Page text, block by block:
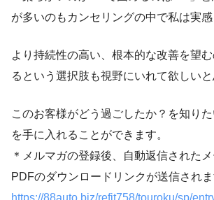
が多いのもカンセリングの中で私は実感
より持続性の高い、根本的な改善を望
るという選択肢も視野にいれて欲しいと
このお客様がどう過ごしたか？を知り
を手に入れることができます。
＊メルマガの登録後、自動返信された
PDFのダウンロードリンクが送信されま
https://88auto.biz/refit758/touroku/sp/